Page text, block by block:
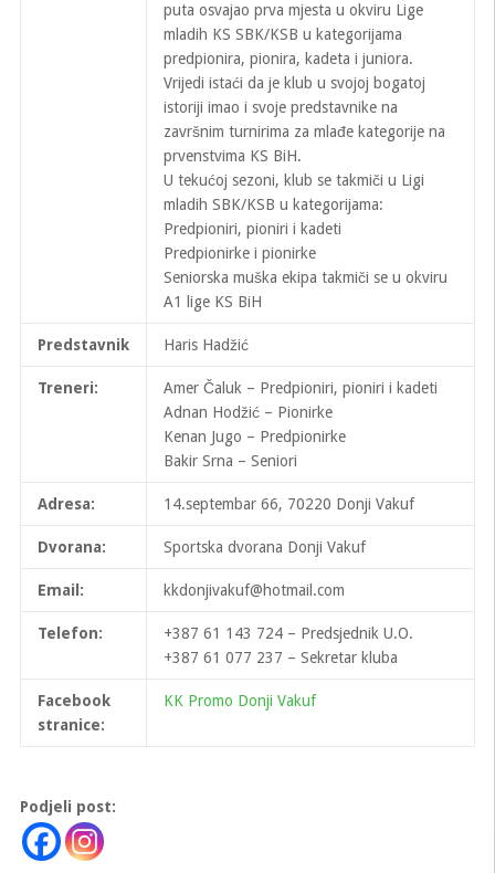
puta osvajao prva mjesta u okviru Lige
mladih KS SBK/KSB u kategorijama
predpionira, pionira, kadeta i juniora.
Vrijedi istaći da je klub u svojoj bogatoj
istoriji imao i svoje predstavnike na
završnim turnirima za mlađe kategorije na
prvenstvima KS BiH.
U tekućoj sezoni, klub se takmiči u Ligi
mladih SBK/KSB u kategorijama:
Predpioniri, pioniri i kadeti
Predpionirke i pionirke
Seniorska muška ekipa takmiči se u okviru
A1 lige KS BiH
Predstavnik Haris Hadžić
Treneri:
Amer Čaluk – Predpioniri, pioniri i kadeti
Adnan Hodžić – Pionirke
Kenan Jugo – Predpionirke
Bakir Srna – Seniori
Adresa: 14.septembar 66, 70220 Donji Vakuf
Dvorana: Sportska dvorana Donji Vakuf
Email: kkdonjivakuf@hotmail.com
Telefon:
+387 61 143 724 – Predsjednik U.O.
+387 61 077 237 – Sekretar kluba
Facebook
stranice:
KK Promo Donji Vakuf
Podjeli post: